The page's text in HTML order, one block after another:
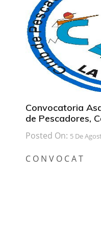
Convocatoria
de Pescadores,
Posted On: 5 De
C O N V O C A T